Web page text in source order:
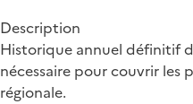
Description
Historique annuel définitif
nécessaire pour couvrir les
régionale.